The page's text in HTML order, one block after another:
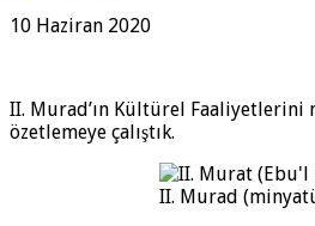
10 Haziran 2020
II. Murad’ın Kültürel Faaliyetlerini
özetlemeye çalıştık.
II. Murad